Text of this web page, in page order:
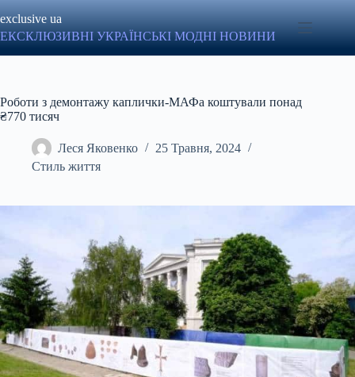
до
вмісту
exclusive ua
ЕКСКЛЮЗИВНІ УКРАЇНСЬКІ МОДНІ НОВИНИ
Роботи з демонтажу каплички-МАФа коштували понад
₴770 тисяч
Леся Яковенко
25 Травня, 2024
Стиль життя